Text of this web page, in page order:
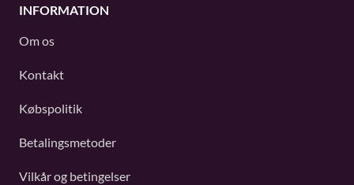
INFORMATION
Om os
Kontakt
Købspolitik
Betalingsmetoder
Vilkår og betingelser